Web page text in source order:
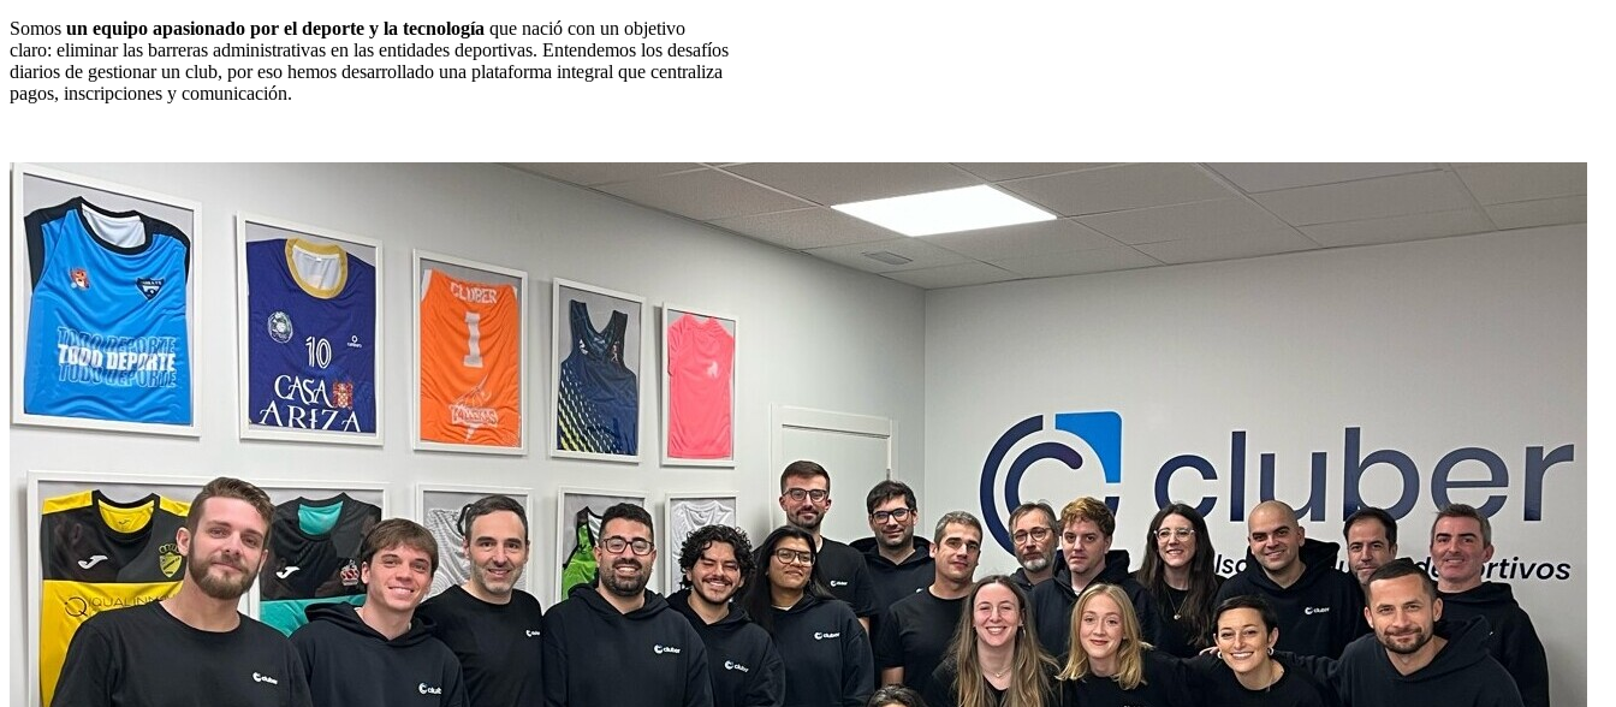
Somos un equipo apasionado por el deporte y la tecnología que nació con un objetivo
claro: eliminar las barreras administrativas en las entidades deportivas. Entendemos los desafíos
diarios de gestionar un club, por eso hemos desarrollado una plataforma integral que centraliza
pagos, inscripciones y comunicación.